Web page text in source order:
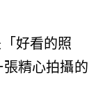
好看的照
精心拍攝的